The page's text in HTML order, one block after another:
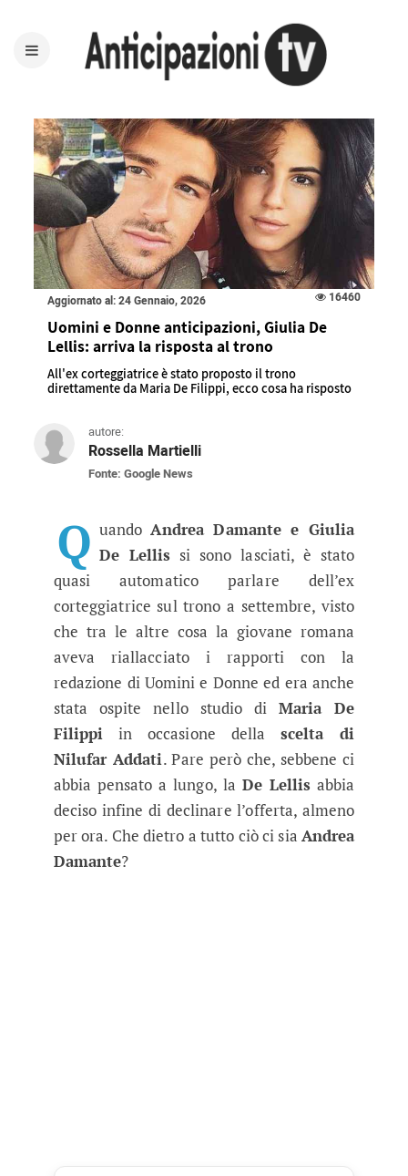
Aggiornato al: 24 Gennaio, 2026 16460
Uomini e Donne anticipazioni, Giulia De
Lellis: arriva la risposta al trono
All'ex corteggiatrice è stato proposto il trono
direttamente da Maria De Filippi, ecco cosa ha risposto
autore:
Rossella Martielli
Fonte: Google News
Uomini e Donne anticipazioni,
Q uandoAndrea Damante e Giulia
De Lellis si sono lasciati, è stato
quasi automatico parlare dell’ex
corteggiatrice sul trono a settembre, visto
che tra le altre cosa la giovane romana
aveva riallacciato i rapporti con la
redazione di Uomini e Donne ed era anche
stata ospite nello studio di Maria De
Filippi in occasione della scelta di
Nilufar Addati. Pare però che, sebbene ci
abbia pensato a lungo, la De Lellis abbia
deciso infine di declinare l’offerta, almeno
per ora. Che dietro a tutto ciò ci sia Andrea
Damante?